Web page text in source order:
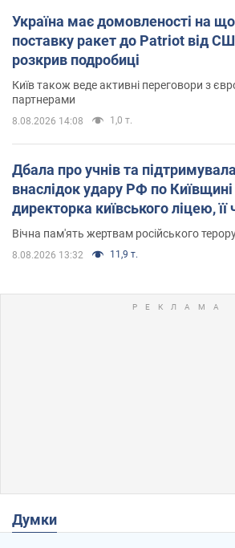
Україна має домовленості на
поставку ракет до Patriot від
розкрив подробиці
Київ також веде активні переговори з
партнерами
8.08.2026 14:08 1,0 т.
Дбала про учнів та
внаслідок удару РФ по Київщині
директорка київського ліцею, її
Вічна пам'ять жертвам російського
8.08.2026 13:32 11,9 т.
Думки